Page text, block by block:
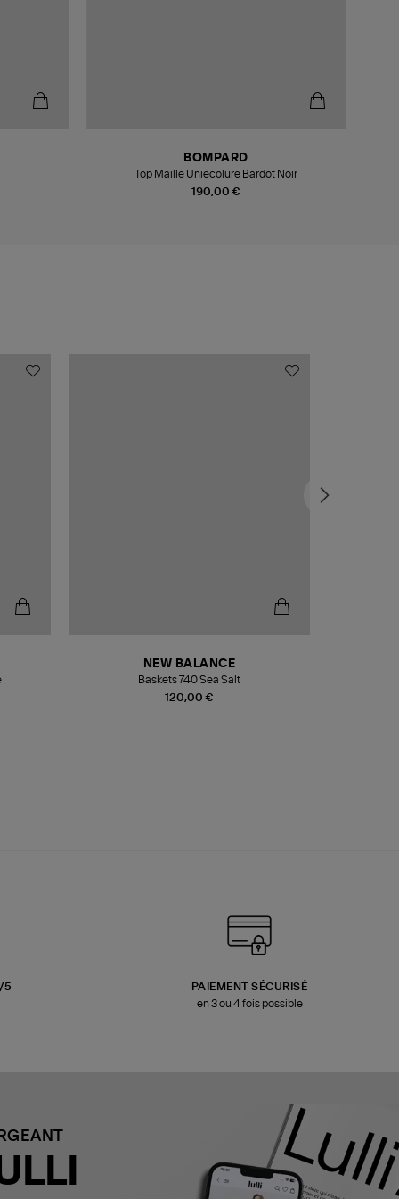
190,00 €
BOMPARD
Top Maille Uniecolure Bardot Noir
120,00 €
NEW BALANCE
Baskets 740 Sea Salt
5
PAIEMENT SÉCURISÉ
en 3 ou 4 fois possible